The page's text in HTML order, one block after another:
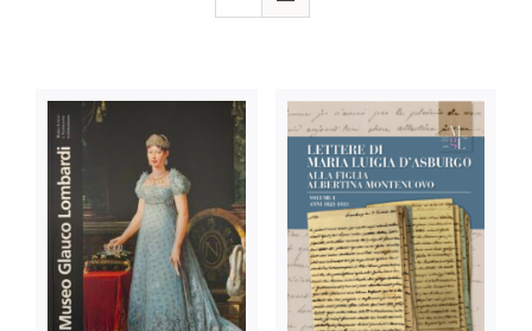
Attività
Pubblicazioni
Collezione